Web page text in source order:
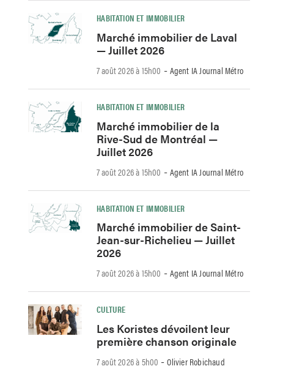
HABITATION ET IMMOBILIER
Marché immobilier de Laval
— Juillet 2026
7 août 2026 à 15h00 -Agent IA Journal Métro
HABITATION ET IMMOBILIER
Marché immobilier de la
Rive-Sud de Montréal —
Juillet 2026
7 août 2026 à 15h00 -Agent IA Journal Métro
HABITATION ET IMMOBILIER
Marché immobilier de Saint-
Jean-sur-Richelieu — Juillet
2026
7 août 2026 à 15h00 -Agent IA Journal Métro
CULTURE
Les Koristes dévoilent leur
première chanson originale
7 août 2026 à 5h00 -Olivier Robichaud